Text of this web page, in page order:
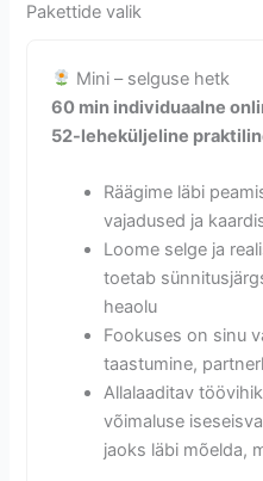
Pakettide valik
Mini – selguse hetk
60 min individuaalne
52-leheküljeline
Räägime läbi
vajadused ja
Loome selge ja
toetab
heaolu
Fookuses on sinu
taastumine,
Allalaaditav
võimaluse
jaoks läbi mõelda,